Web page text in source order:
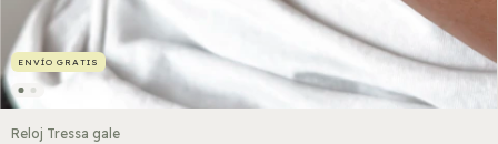
ENVÍO GRATIS
Reloj Tressa gale